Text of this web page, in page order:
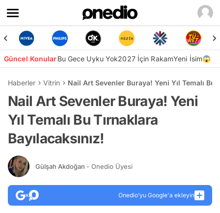
Güncel KonularBu Gece Uyku Yok2027 İçin RakamYeni İsim😱
Haberler Vitrin Nail Art Sevenler Buraya! Yeni Yıl Temalı Bu
Nail Art Sevenler Buraya! Yeni
Yıl Temalı Bu Tırnaklara
Bayılacaksınız!
Gülşah Akdoğan - Onedio Üyesi
Onedio’yu Google'a ekleyin